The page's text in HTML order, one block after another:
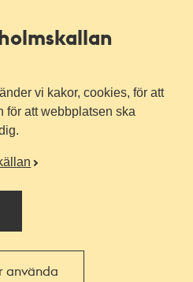
vi kakor, cookies, för att
för att webbplatsen ska
använda